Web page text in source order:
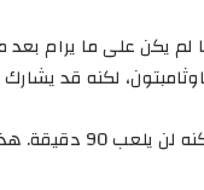
لميكنعلىما يرامبعد
لكنه قديشارك
لنيلعب دقيقة.